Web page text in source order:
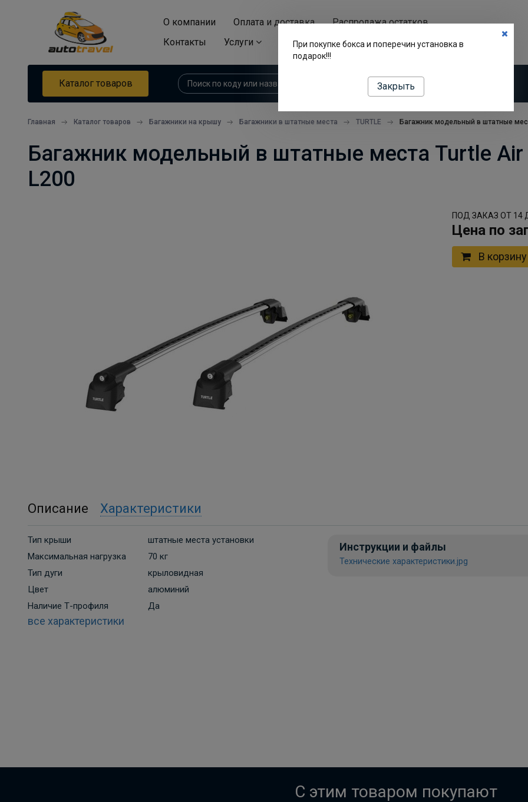
О компании Оплата и доставка
Распродажа остатков
Контакты
Услуги Аренда автобоксов
Каталог товаров
Главная Каталог товаров Багажники на крышу Багажники в штатные места TURTLE Багажник модельный в штатные
Багажник модельный в штатные места Turtle Air
L200
ПОД ЗАКАЗ ОТ 14
Цена по
В корзину
Описание Характеристики
Тип крыши
штатные места установки
Максимальная нагрузка
70 кг
Тип дуги
крыловидная
Цвет
алюминий
Наличие Т-профиля
Да
все характеристики
Инструкции и файлы
Технические характеристики.jpg
C этим товаром покупают
При покупке бокса и поперечин установка в
подарок!!!
Закрыть